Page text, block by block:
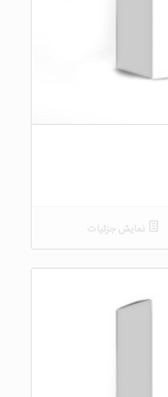
نمایش جزئیات